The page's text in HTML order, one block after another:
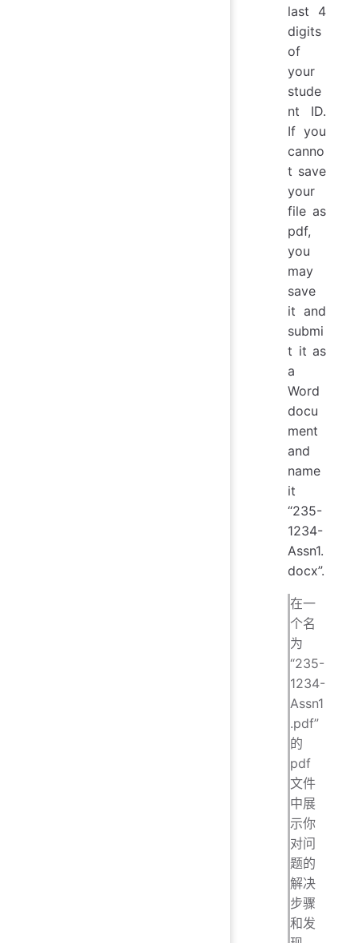
last 4
digits
of
your
stude
nt ID.
If you
canno
t save
your
file as
pdf,
you
may
save
it and
submi
t it as
a
Word
docu
ment
and
name
it
“235-
1234-
Assn1.
docx”.
在一
个名
为
“235-
1234-
Assn1
.pdf”
的
pdf
文件
中展
示你
对问
题的
解决
步骤
和发